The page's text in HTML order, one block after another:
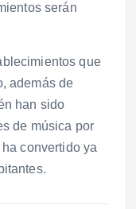
serán
que
además de
han sido
de música por
convertido ya